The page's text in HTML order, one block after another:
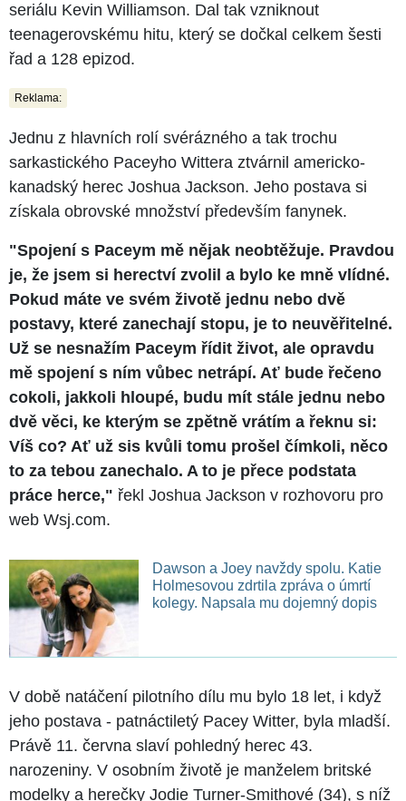
seriálu Kevin Williamson. Dal tak vzniknout
teenagerovskému hitu, který se dočkal celkem šesti
řad a 128 epizod.
Reklama:
Jednu z hlavních rolí svérázného a tak trochu
sarkastického Paceyho Wittera ztvárnil americko-
kanadský herec Joshua Jackson. Jeho postava si
získala obrovské množství především fanynek.
"Spojení s Paceym mě nějak neobtěžuje. Pravdou
je, že jsem si herectví zvolil a bylo ke mně vlídné.
Pokud máte ve svém životě jednu nebo dvě
postavy, které zanechají stopu, je to neuvěřitelné.
Už se nesnažím Paceym řídit život, ale opravdu
mě spojení s ním vůbec netrápí. Ať bude řečeno
cokoli, jakkoli hloupé, budu mít stále jednu nebo
dvě věci, ke kterým se zpětně vrátím a řeknu si:
Víš co? Ať už sis kvůli tomu prošel čímkoli, něco
to za tebou zanechalo. A to je přece podstata
práce herce," řekl Joshua Jackson v rozhovoru pro
web Wsj.com.
Dawson a Joey navždy spolu. Katie
Holmesovou zdrtila zpráva o úmrtí
kolegy. Napsala mu dojemný dopis
V době natáčení pilotního dílu mu bylo 18 let, i když
jeho postava - patnáctiletý Pacey Witter, byla mladší.
Právě 11. června slaví pohledný herec 43.
narozeniny. V osobním životě je manželem britské
modelky a herečky Jodie Turner-Smithové (34), s níž